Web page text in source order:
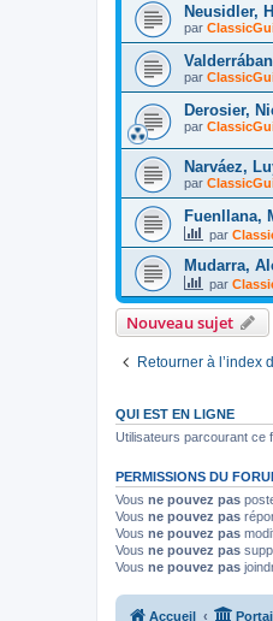
Neusidler,
par
par
Derosier,
par
Narváez,
par
Fuenllana,
par
Mudarra,
par
Nouveau sujet
Retourner à l’index
QUI EST EN LIGNE
Utilisateurs parcourant ce
PERMISSIONS DU
Vous ne pouvez pas
Vous ne pouvez pas
Vous ne pouvez pas
Vous ne pouvez pas
Vous ne pouvez pas
Accueil